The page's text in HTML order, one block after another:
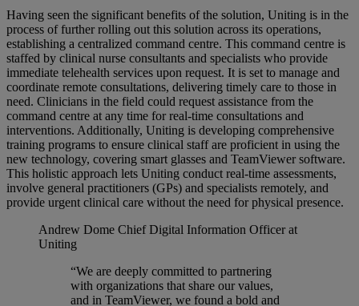
Having seen the significant benefits of the solution, Uniting is in the
process of further rolling out this solution across its operations,
establishing a centralized command centre. This command centre is
staffed by clinical nurse consultants and specialists who provide
immediate telehealth services upon request. It is set to manage and
coordinate remote consultations, delivering timely care to those in
need. Clinicians in the field could request assistance from the
command centre at any time for real-time consultations and
interventions. Additionally, Uniting is developing comprehensive
training programs to ensure clinical staff are proficient in using the
new technology, covering smart glasses and TeamViewer software.
This holistic approach lets Uniting conduct real-time assessments,
involve general practitioners (GPs) and specialists remotely, and
provide urgent clinical care without the need for physical presence.
Andrew Dome Chief Digital Information Officer at
Uniting
“We are deeply committed to partnering
with organizations that share our values,
and in TeamViewer, we found a bold and